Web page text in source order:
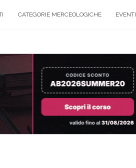
CATEGORIE MERCEOLOGICHE EVENTI